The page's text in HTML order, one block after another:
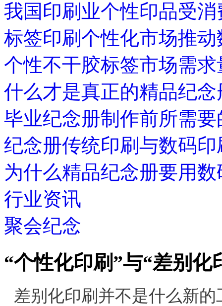
我国印刷业个性印品受
标签印刷个性化市场推
个性不干胶标签市场需
什么才是真正的精品纪
毕业纪念册制作前所需
纪念册传统印刷与数码
为什么精品纪念册要用
行业资讯
聚会纪念
“个性化印刷”与“差别化
差别化印刷并不是什么新